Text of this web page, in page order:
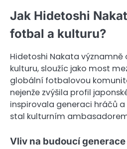
Jak Hidetoshi
fotbal a kulturu?
Hidetoshi Nakata
kulturu, sloužíc jako most
globální fotbalovou
nejenže zvýšila profil
inspirovala generaci hráčů a
stal kulturním
Vliv na budoucí